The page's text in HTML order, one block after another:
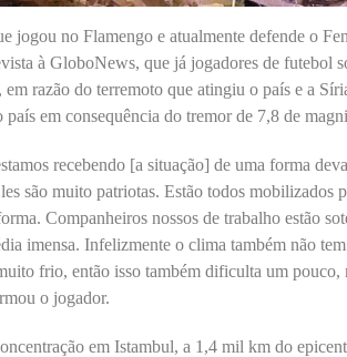
jogou no Flamengo e atualmente defende o
à GloboNews, que já jogadores de futebol
em razão do terremoto que atingiu o país e a
país em consequência do tremor de 7,8 de
recebendo [a situação] de uma forma
são muito patriotas. Estão todos mobilizados
Companheiros nossos de trabalho estão
imensa. Infelizmente o clima também não
frio, então isso também dificulta um pouco,
o jogador.
em Istambul, a 1,4 mil km do